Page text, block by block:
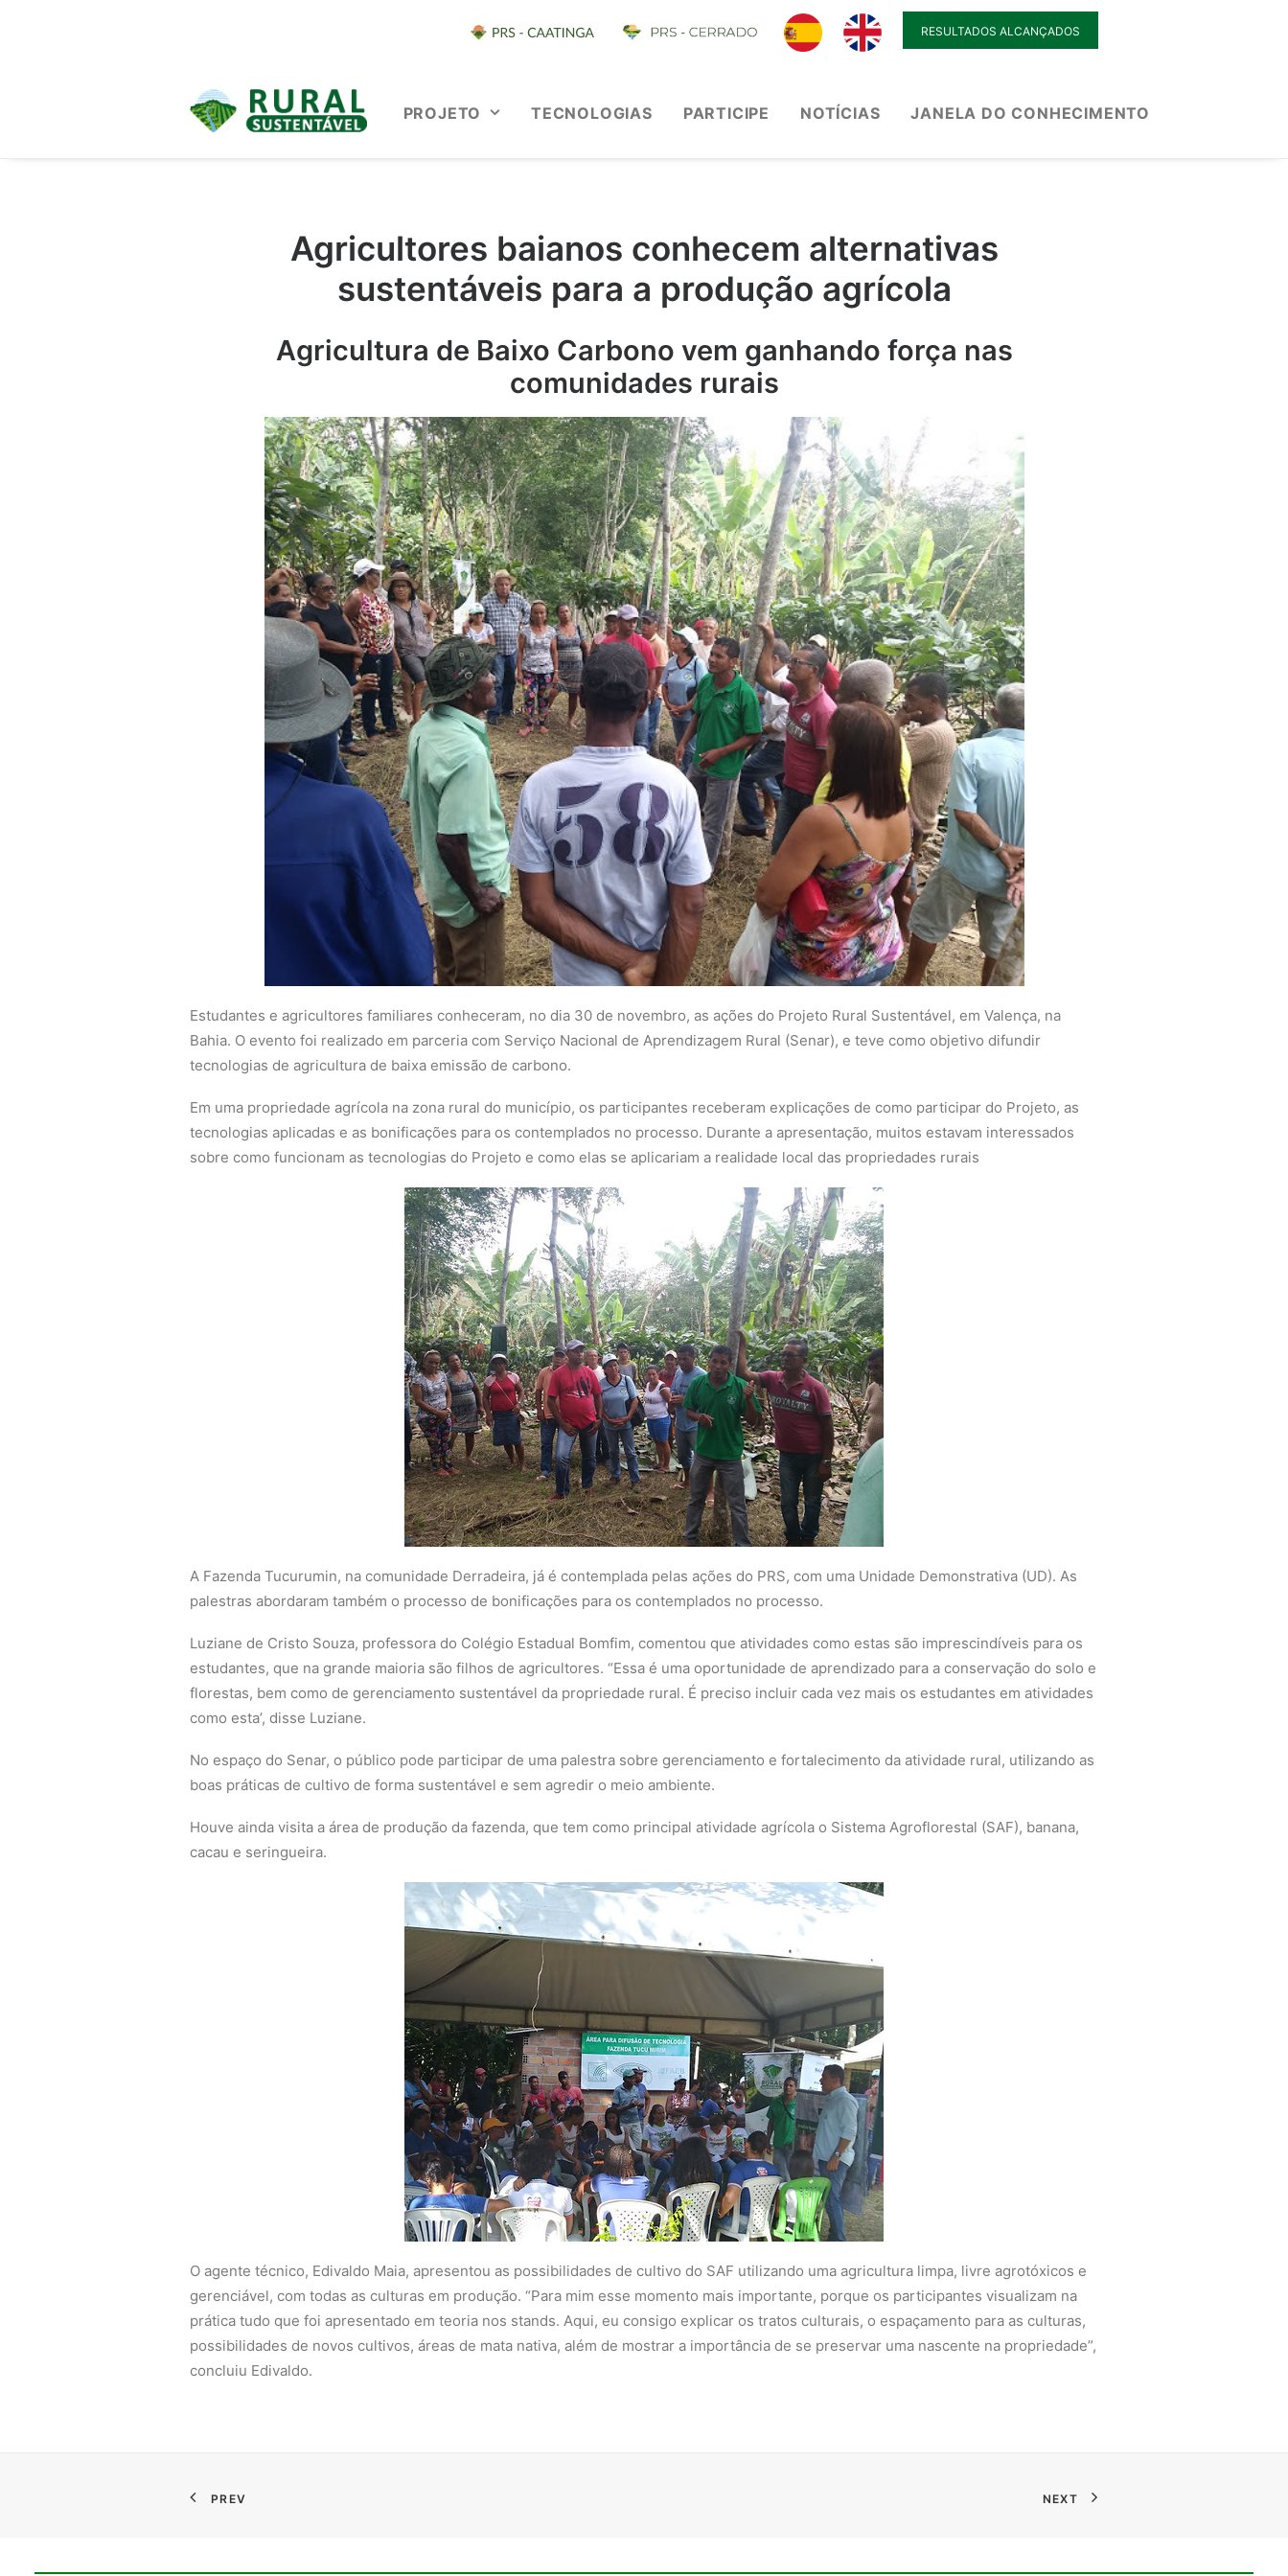
RESULTADOS ALCANÇADOS
PROJETO TECNOLOGIAS PARTICIPE NOTÍCIAS JANELA DO CONHECIMENTO
Agricultores baianos conhecem alternativas
sustentáveis para a produção agrícola
Agricultura de Baixo Carbono vem ganhando força nas
comunidades rurais
Estudantes e agricultores familiares conheceram, no dia 30 de novembro, as ações do Projeto Rural Sustentável, em Valença, na
Bahia. O evento foi realizado em parceria com Serviço Nacional de Aprendizagem Rural (Senar), e teve como objetivo difundir
tecnologias de agricultura de baixa emissão de carbono.
Em uma propriedade agrícola na zona rural do município, os participantes receberam explicações de como participar do Projeto, as
tecnologias aplicadas e as bonificações para os contemplados no processo. Durante a apresentação, muitos estavam interessados
sobre como funcionam as tecnologias do Projeto e como elas se aplicariam a realidade local das propriedades rurais
A Fazenda Tucurumin, na comunidade Derradeira, já é contemplada pelas ações do PRS, com uma Unidade Demonstrativa (UD). As
palestras abordaram também o processo de bonificações para os contemplados no processo.
Luziane de Cristo Souza, professora do Colégio Estadual Bomfim, comentou que atividades como estas são imprescindíveis para os
estudantes, que na grande maioria são filhos de agricultores. “Essa é uma oportunidade de aprendizado para a conservação do solo e
florestas, bem como de gerenciamento sustentável da propriedade rural. É preciso incluir cada vez mais os estudantes em atividades
como esta’, disse Luziane.
No espaço do Senar, o público pode participar de uma palestra sobre gerenciamento e fortalecimento da atividade rural, utilizando as
boas práticas de cultivo de forma sustentável e sem agredir o meio ambiente.
Houve ainda visita a área de produção da fazenda, que tem como principal atividade agrícola o Sistema Agroflorestal (SAF), banana,
cacau e seringueira.
O agente técnico, Edivaldo Maia, apresentou as possibilidades de cultivo do SAF utilizando uma agricultura limpa, livre agrotóxicos e
gerenciável, com todas as culturas em produção. “Para mim esse momento mais importante, porque os participantes visualizam na
prática tudo que foi apresentado em teoria nos stands. Aqui, eu consigo explicar os tratos culturais, o espaçamento para as culturas,
possibilidades de novos cultivos, áreas de mata nativa, além de mostrar a importância de se preservar uma nascente na propriedade”,
concluiu Edivaldo.
PREV NEXT